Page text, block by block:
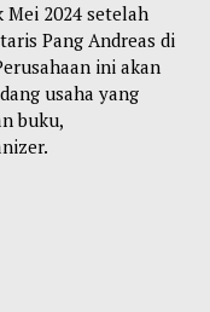
Mei 2024 setelah
Pang Andreas di
ini akan
usaha yang
buku,